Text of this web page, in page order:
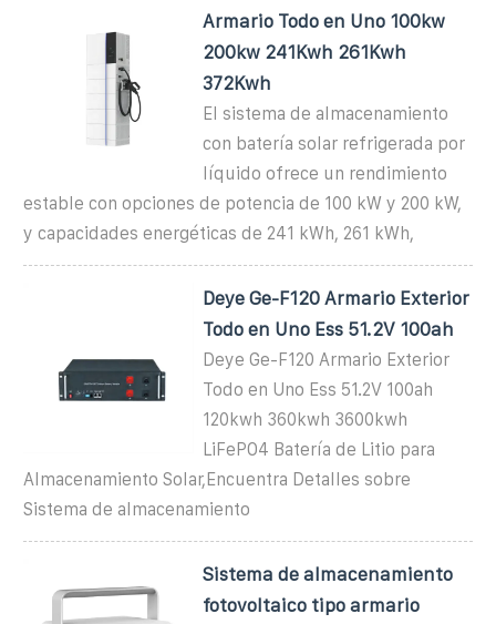
Armario Todo en Uno 100kw
200kw 241Kwh 261Kwh
372Kwh
El sistema de almacenamiento
con batería solar refrigerada por
líquido ofrece un rendimiento
estable con opciones de potencia de 100 kW y 200 kW,
y capacidades energéticas de 241 kWh, 261 kWh,
Deye Ge-F120 Armario Exterior
Todo en Uno Ess 51.2V 100ah
Deye Ge-F120 Armario Exterior
Todo en Uno Ess 51.2V 100ah
120kwh 360kwh 3600kwh
LiFePO4 Batería de Litio para
Almacenamiento Solar,Encuentra Detalles sobre
Sistema de almacenamiento
Sistema de almacenamiento
fotovoltaico tipo armario